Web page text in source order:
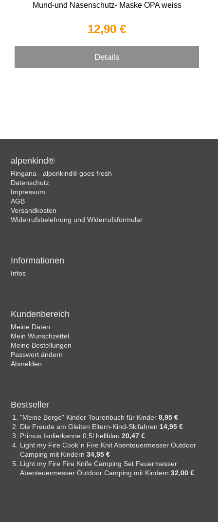
Mund-und Nasenschutz- Maske OPA weiss
12,90 €
Details
alpenkind®
Ringana - alpenkind® goes fresh
Datenschutz
Impressum
AGB
Versandkosten
Widerrufsbelehrung und Widerrufsformular
Informationen
Infos
Kundenbereich
Meine Daten
Mein Wunschzettel
Meine Bestellungen
Passwort ändern
Abmelden
Bestseller
"Meine Berge" Kinder Tourenbuch für Kinder8,95 €
Die Freude am Gleiten Eltern-Kind-Skifahren 14,95 €
Primus Isolierkanne 0,5l hellblau20,47 €
Light my Fire Cook´n Fire Knit Abenteuermesser Outdoor
Camping mit Kindern34,95 €
Light my Fire Fire Knife Camping Set Feuermesser
Abenteuermesser Outdoor Camping mit Kindern32,00 €